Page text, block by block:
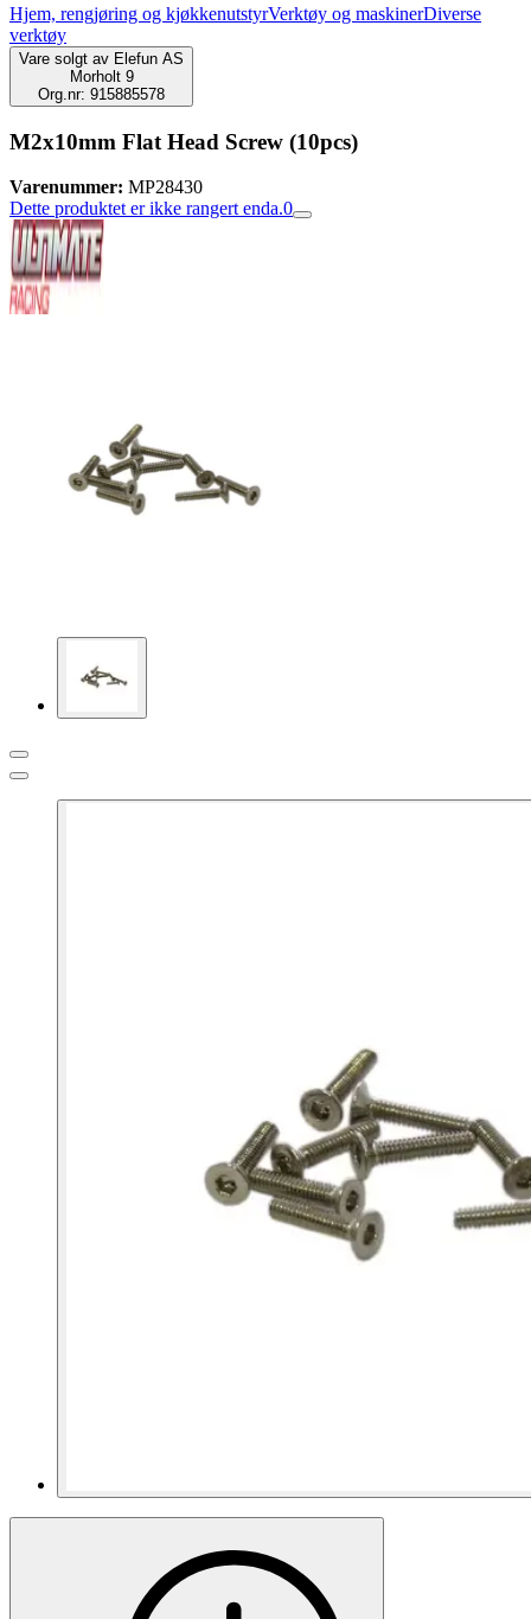
Hjem, rengjøring og kjøkkenutstyrVerktøy og maskinerDiverse
verktøy
Vare solgt av Elefun AS
Morholt 9
Org.nr: 915885578
M2x10mm Flat Head Screw (10pcs)
Varenummer: MP28430
Dette produktet er ikke rangert enda.0